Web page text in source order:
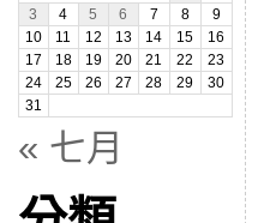
3
4 5 6 7 8
9
10
11 12 13 14 15
16
17
18 19 20 21 22
23
24
25 26 27 28 29
30
31
« 七月